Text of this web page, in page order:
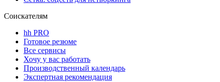
Соискателям
hh PRO
Готовое резюме
Все сервисы
Хочу у вас работать
Производственный календарь
Экспертная рекомендация